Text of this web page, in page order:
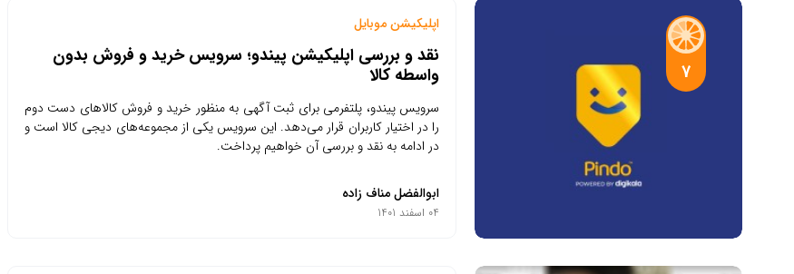
7
اپلیکیشن موبایل
نقد و بررسی اپلیکیشن پیندو؛ سرویس خرید و فروش بدون
واسطه کالا
سرویس پیندو، پلتفرمی برای ثبت آگهی به منظور خرید و فروش کالاهای دست دوم
را در اختیار کاربران قرار می‌دهد. این سرویس یکی از مجموعه‌های دیجی کالا است و
در ادامه به نقد و بررسی آن خواهیم پرداخت.
ابوالفضل مناف زاده
04 اسفند 1401